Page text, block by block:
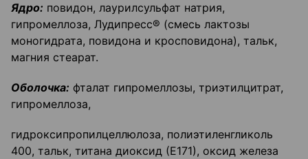
Ядро: повидон, лаурилсульфат натрия,
гипромеллоза, Лудипресс® (смесь лактозы
моногидрата, повидона и кросповидона), тальк,
магния стеарат.
Оболочка: фталат гипромеллозы, триэтилцитрат,
гипромеллоза,
гидроксипропилцеллюлоза, полиэтиленгликоль
400, тальк, титана диоксид (Е171), оксид железа